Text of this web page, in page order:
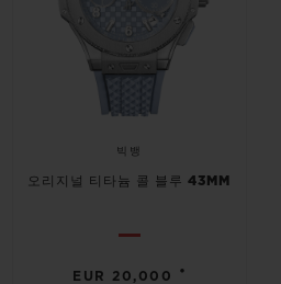
빅뱅
오리지널 티타늄 콜 블루 43MM
EUR 20,000 •